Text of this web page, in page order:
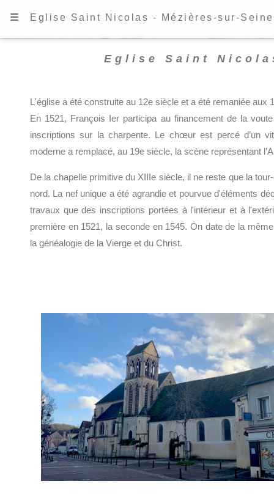
☰ Eglise Saint Nicolas - Mézières-sur-
Eglise Saint
L'église a été construite au 12e siècle et a été remaniée aux
En 1521, François Ier participa au financement de la
inscriptions sur la charpente. Le chœur est percé d’un
moderne a remplacé, au 19e siècle, la scène représentant
De la chapelle primitive du XIIIe siècle, il ne reste que la
nord. La nef unique a été agrandie et pourvue d'éléments
travaux que des inscriptions portées à l'intérieur et à
première en 1521, la seconde en 1545. On date de la
la généalogie de la Vierge et du Christ.